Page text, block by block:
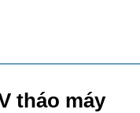
tháo máy